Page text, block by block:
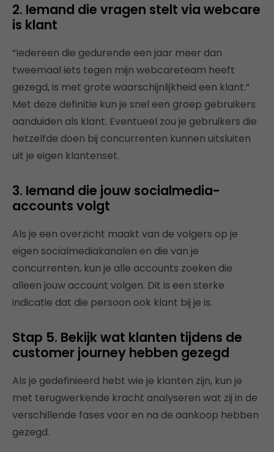
2. Iemand die vragen stelt via webcare
is klant
“Iedereen die gedurende een jaar meer dan
tweemaal iets tegen mijn webcareteam heeft
gezegd, is met grote waarschijnlijkheid een klant.”
Met deze definitie kun je snel een groep gebruikers
aanduiden als klant. Eventueel zou je gebruikers die
hetzelfde doen bij concurrenten kunnen uitsluiten
uit je eigen klantenset.
3. Iemand die jouw socialmedia-
accounts volgt
Als je een overzicht maakt van de volgers op je
eigen socialmediakanalen en die van je
concurrenten, kun je alle accounts zoeken die
alleen jouw account volgen. Dit is een sterke
indicatie dat die persoon ook klant bij je is.
Stap 5. Bekijk wat klanten tijdens de
customer journey hebben gezegd
Als je gedefinieerd hebt wie je klanten zijn, kun je
met terugwerkende kracht analyseren wat zij in de
verschillende fases voor en na de aankoop hebben
gezegd.